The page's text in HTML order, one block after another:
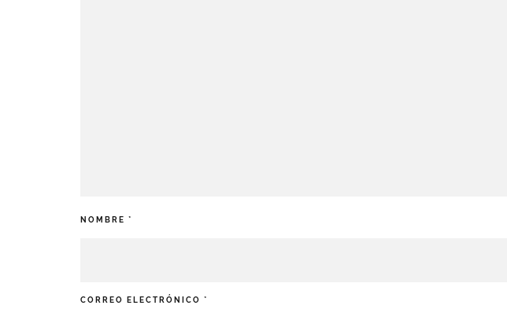
NOMBRE *
CORREO ELECTRÓNICO *